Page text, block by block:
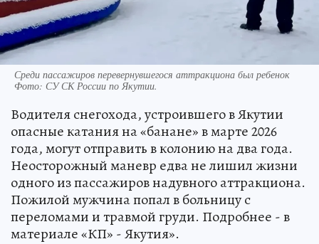
Среди пассажиров перевернувшегося аттракциона был ребенок
Фото: СУ СК России по Якутии.
Водителя снегохода, устроившего в Якутии
опасные катания на «банане» в марте 2026
года, могут отправить в колонию на два года.
Неосторожный маневр едва не лишил жизни
одного из пассажиров надувного аттракциона.
Пожилой мужчина попал в больницу с
переломами и травмой груди. Подробнее - в
материале «КП» - Якутия».